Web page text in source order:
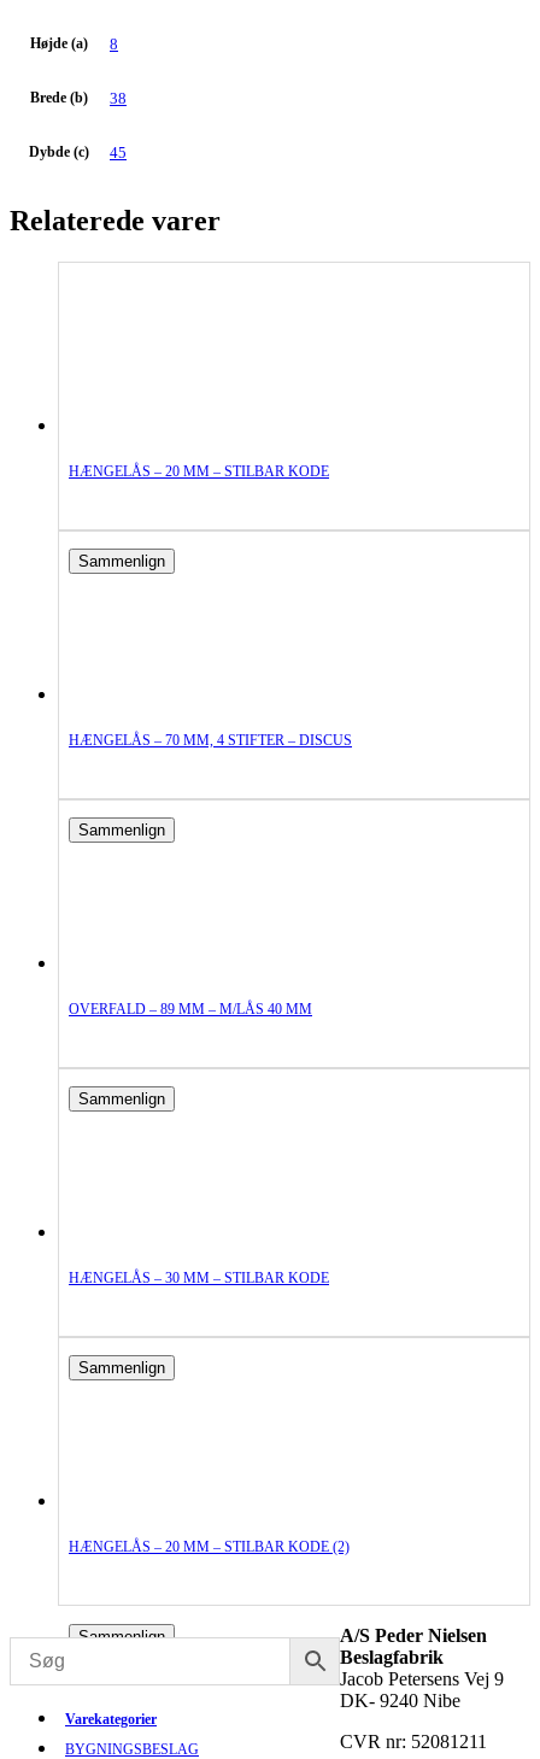
Højde (a) 8
Brede (b) 38
Dybde (c) 45
Relaterede varer
HÆNGELÅS – 20 MM – STILBAR KODE
Sammenlign
HÆNGELÅS – 70 MM, 4 STIFTER – DISCUS
Sammenlign
OVERFALD – 89 MM – M/LÅS 40 MM
Sammenlign
HÆNGELÅS – 30 MM – STILBAR KODE
Sammenlign
HÆNGELÅS – 20 MM – STILBAR KODE (2)
Sammenlign
Varekategorier
BYGNINGSBESLAG
A/S Peder Nielsen
Beslagfabrik
Jacob Petersens Vej 9
DK- 9240 Nibe
CVR nr: 52081211